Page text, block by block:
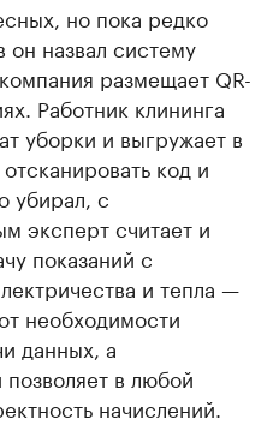
но пока редко
он назвал систему
размещает QR-
Работник клининга
уборки и выгружает в
код и
убирал, с
эксперт считает и
показаний с
и тепла —
необходимости
данных, а
в любой
начислений.